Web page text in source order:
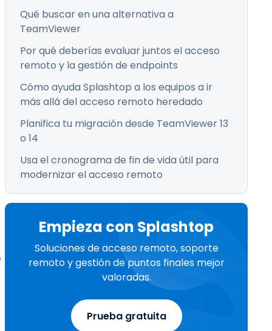
Qué buscar en una alternativa a
TeamViewer
Por qué deberías evaluar juntos el acceso
remoto y la gestión de endpoints
Cómo ayuda Splashtop a los equipos a ir
más allá del acceso remoto heredado
Planifica tu migración desde TeamViewer 13
o 14
Usa el cronograma de fin de vida útil para
modernizar el acceso remoto
Empieza con Splashtop
Soluciones de acceso remoto, soporte
remoto y gestión de puntos finales mejor
valoradas.
Prueba gratuita